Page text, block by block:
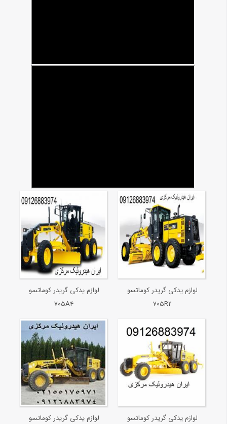
لوازم یدکی گریدر کوماتسو
705R2
لوازم یدکی گریدر کوماتسو
705A4
لوازم یدکی گریدر کوماتسو
لوازم یدکی گریدر کوماتسو